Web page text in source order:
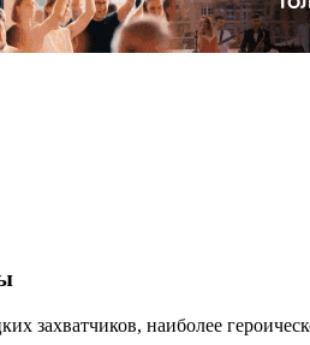
захватчиков, наиболее